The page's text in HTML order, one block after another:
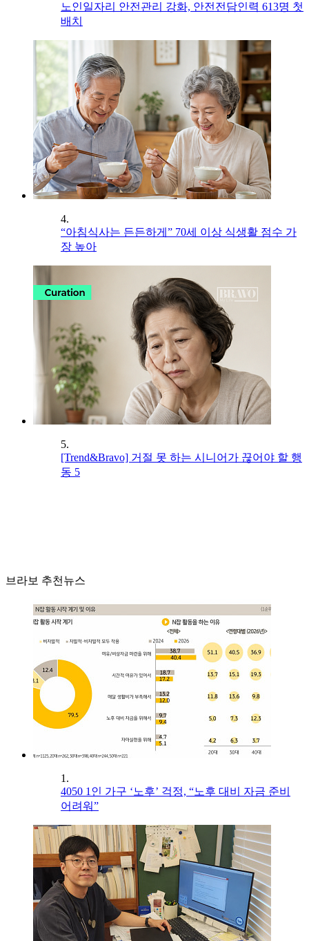
노인일자리 안전관리 강화, 안전전담인력 613명 첫
배치
4.
“아침식사는 든든하게” 70세 이상 식생활 점수 가
장 높아
5.
[Trend&Bravo] 거절 못 하는 시니어가 끊어야 할 행
동 5
브라보 추천뉴스
1.
4050 1인 가구 ‘노후’ 걱정, “노후 대비 자금 준비
어려워”